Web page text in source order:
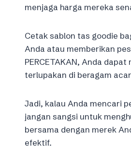
menjaga harga mereka
Cetak sablon tas goodie
Anda atau memberikan
PERCETAKAN, Anda
terlupakan di beragam
Jadi, kalau Anda mencari
jangan sangsi untuk
bersama dengan merek
efektif.